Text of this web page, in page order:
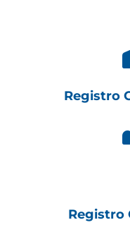
Registro
Registro